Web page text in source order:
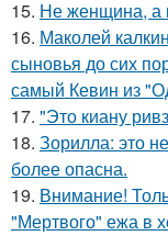
15. Не женщина, а
16. Маколей
сыновья до сих
самый Кевин из
17. "Это киану
18. Зорилла: это
более опасна.
19. Внимание!
"Мертвого" ежа в